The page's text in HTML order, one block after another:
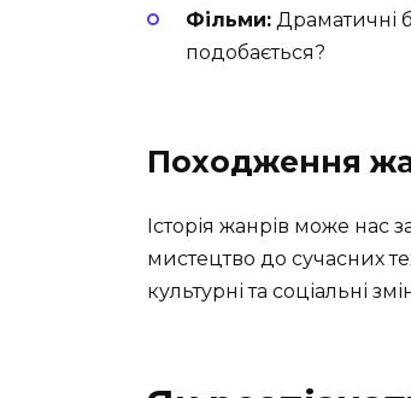
Фільми: Драматичні
подобається?
Походження
Історія жанрів може
мистецтво до сучасних
культурні та соціальні